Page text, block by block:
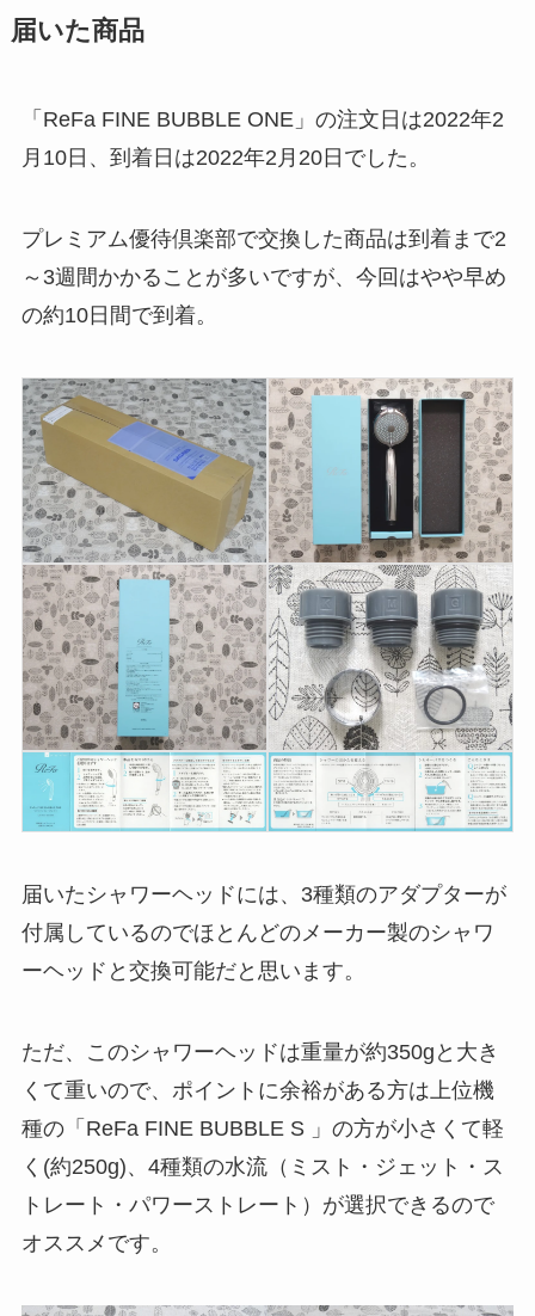
届いた商品
「ReFa FINE BUBBLE ONE」の注文日は2022年2
月10日、到着日は2022年2月20日でした。
プレミアム優待倶楽部で交換した商品は到着まで2
～3週間かかることが多いですが、今回はやや早め
の約10日間で到着。
届いたシャワーヘッドには、3種類のアダプターが
付属しているのでほとんどのメーカー製のシャワ
ーヘッドと交換可能だと思います。
ただ、このシャワーヘッドは重量が約350gと大き
くて重いので、ポイントに余裕がある方は上位機
種の「ReFa FINE BUBBLE S 」の方が小さくて軽
く(約250g)、4種類の水流（ミスト・ジェット・ス
トレート・パワーストレート）が選択できるので
オススメです。